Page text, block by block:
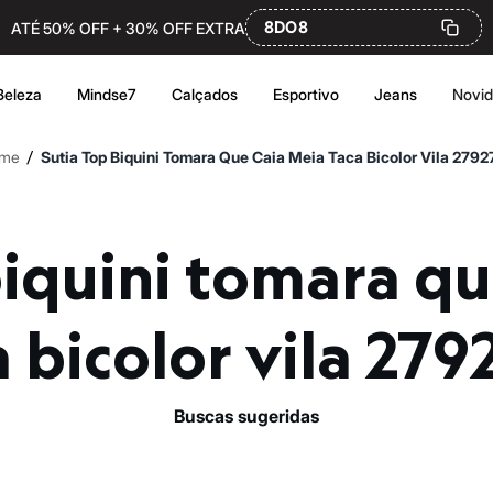
ATÉ 50% OFF + 30% OFF EXTRA 8DO8
Mindse7 Calçados Esportivo Jeans
/ Sutia Top Biquini Tomara Que Caia Meia Taca Bicolor Vila
bicolor vila
buscas sugeridas